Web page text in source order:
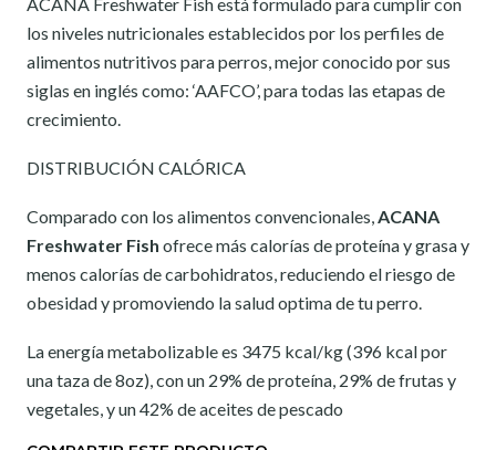
los niveles nutricionales establecidos por los perfiles de
alimentos nutritivos para perros, mejor conocido por sus
siglas en inglés como: ‘AAFCO’, para todas las etapas de
crecimiento.
DISTRIBUCIÓN CALÓRICA
Comparado con los alimentos convencionales,ACANA
Freshwater Fish ofrece más calorías de proteína y grasa y
menos calorías de carbohidratos, reduciendo el riesgo de
obesidad y promoviendo la salud optima de tu perro.
La energía metabolizable es 3475 kcal/kg (396 kcal por
una taza de 8oz), con un 29% de proteína, 29% de frutas y
vegetales, y un 42% de aceites de pescado